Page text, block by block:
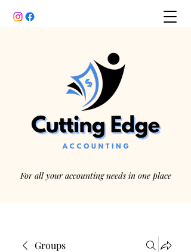
For all your accounting needs in one place
Groups